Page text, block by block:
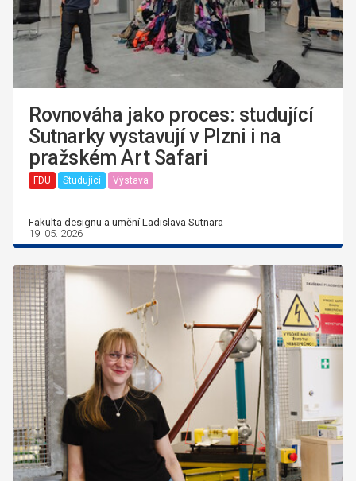
Rovnováha jako proces: studující
Sutnarky vystavují v Plzni i na
pražském Art Safari
FDU Studující Výstava
Fakulta designu a umění Ladislava Sutnara
19. 05. 2026